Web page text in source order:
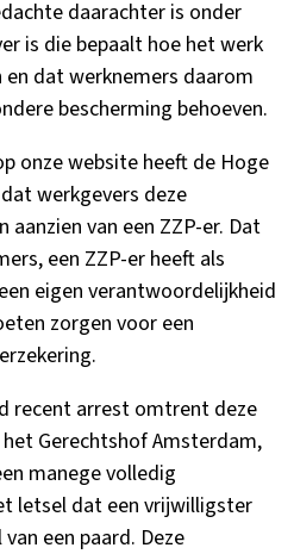
daarachter is onder
is die bepaalt hoe het werk
dat werknemers daarom
bescherming behoeven.
onze website heeft de Hoge
werkgevers deze
van een ZZP-er. Dat
een ZZP-er heeft als
eigen verantwoordelijkheid
zorgen voor een
recent arrest omtrent deze
Gerechtshof Amsterdam,
manege volledig
letsel dat een vrijwilligster
een paard. Deze